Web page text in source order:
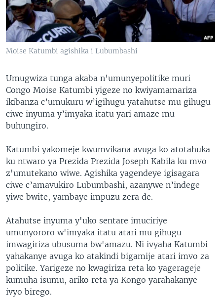
Moise Katumbi agishika i Lubumbashi
Umugwiza tunga akaba n'umunyepolitike muri
Congo Moise Katumbi yigeze no kwiyamamariza
ikibanza c’umukuru w’igihugu yatahutse mu gihugu
ciwe inyuma y’imyaka itatu yari amaze mu
buhungiro.
Katumbi yakomeje kwumvikana avuga ko atotahuka
ku ntwaro ya Prezida Prezida Joseph Kabila ku mvo
z'umutekano wiwe. Agishika yagendeye igisagara
ciwe c’amavukiro Lubumbashi, azanywe n’indege
yiwe bwite, yambaye impuzu zera de.
Atahutse inyuma y'uko sentare imuciriye
umunyororo w'imyaka itatu atari mu gihugu
imwagiriza ubusuma bw'amazu. Ni ivyaha Katumbi
yahakanye avuga ko atakindi bigamije atari imvo za
politike. Yarigeze no kwagiriza reta ko yagerageje
kumuha isumu, ariko reta ya Kongo yarahakanye
ivyo birego.